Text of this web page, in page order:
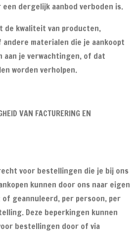
dergelijk aanbod verboden is.
de kwaliteit van producten,
materialen die je aankoopt
je verwachtingen, of dat
worden verholpen.
VAN FACTURERING EN
voor bestellingen die je bij ons
kunnen door ons naar eigen
geannuleerd, per persoon, per
Deze beperkingen kunnen
bestellingen door of via